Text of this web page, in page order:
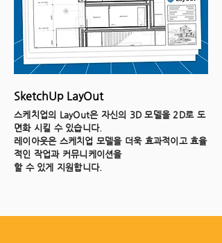
SketchUp LayOut
스케치업의 LayOut은 자신의 3D 모델을 2D로 도
면화 시킬 수 있습니다.
레이아웃은 스케치업 모델을 더욱 효과적이고 효율
적인 작업과 커뮤니케이션을
​할 수 있게 지원합니다.